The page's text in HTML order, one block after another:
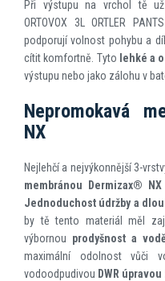
Při výstupu na vrchol tě
ORTOVOX 3L ORTLER
podporují volnost pohybu a
cítit komfortně. Tyto lehké a
výstupu nebo jako zálohu v
Nepromokavá
NX
Nejlehčí a nejvýkonnější 3-
membránou Dermizax® NX
Jednoduchost údržby a
by tě tento materiál měl
výbornou prodyšnost a
maximální odolnost vůči
vodoodpudivou DWR